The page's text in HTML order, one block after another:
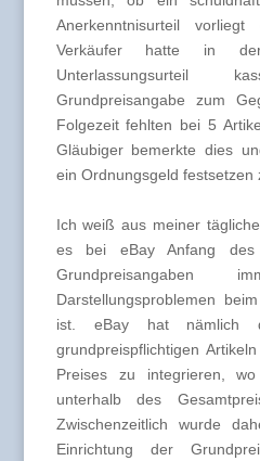
Anerkenntnisurteil
Verkäufer hatte in
Unterlassungsurteil
Grundpreisangabe zum
Folgezeit fehlten bei 5
Gläubiger bemerkte dies
ein Ordnungsgeld festsetzen
Ich weiß aus meiner
es bei eBay Anfang des
Darstellungsproblemen
ist. eBay hat nämlich
grundpreispflichtigen
Preises zu integrieren,
unterhalb des
Zwischenzeitlich wurde
Einrichtung der